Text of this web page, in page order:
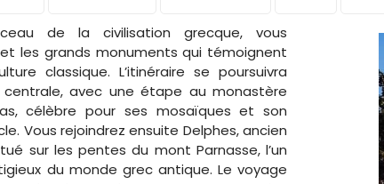
de la civilisation grecque, vous
et les grands monuments qui témoignent
classique. L’itinéraire se poursuivra
avec une étape au monastère
célèbre pour ses mosaïques et son
Vous rejoindrez ensuite Delphes, ancien
sur les pentes du mont Parnasse, l’un
du monde grec antique. Le voyage